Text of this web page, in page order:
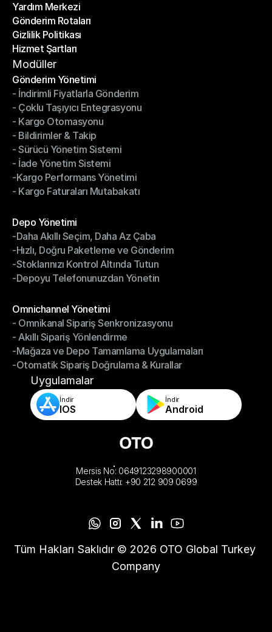
OTO Haberleri
Yardım Merkezi
Yardım Merkezi
Gönderim Rotaları
Gönderim Rotaları
Gizlilik Politikası
Gizlilik Politikası
Hizmet Şartları
Hizmet Şartları
Modüller
Gönderim Yönetimi
Gönderim Yönetimi
- İndirimli Fiyatlarla Gönderim
- İndirimli Fiyatlarla Gönderim
- Çoklu Taşıyıcı Entegrasyonu
- Çoklu Taşıyıcı Entegrasyonu
- Kargo Otomasyonu
- Kargo Otomasyonu
- Bildirimler & Takip
- Bildirimler & Takip
- Sürücü Yönetim Sistemi
- Sürücü Yönetim Sistemi
- İade Yönetim Sistemi
- İade Yönetim Sistemi
-Kargo Performans Yönetimi
-Kargo Performans Yönetimi
- Kargo Faturaları Mutabakatı
Depo Yönetimi
Depo Yönetimi
-Daha Akıllı Seçim, Daha Az Çaba
-Daha Akıllı Seçim, Daha Az Çaba
-Hızlı, Doğru Paketleme ve Gönderim
-Hızlı, Doğru Paketleme ve Gönderim
-Stoklarınızı Kontrol Altında Tutun
-Stoklarınızı Kontrol Altında Tutun
-Depoyu Telefonunuzdan Yönetin
Omnichannel Yönetimi
Omnichannel Yönetimi
- Omnikanal Sipariş Senkronizasyonu
- Omnikanal Sipariş Senkronizasyonu
- Akıllı Sipariş Yönlendirme
- Akıllı Sipariş Yönlendirme
-Mağaza ve Depo Tamamlama Uygulamaları
-Mağaza ve Depo Tamamlama Uygulamaları
-Otomatik Sipariş Doğrulama & Kurallar
-Otomatik Sipariş Doğrulama & Kurallar
Uygulamalar
İndir
IOS
İndir
Android
Mersis No: 0649123298900001
Destek Hattı: +90 212 909 0699
Tüm Hakları Saklıdır © 2026 OTO Global Turkey
Company